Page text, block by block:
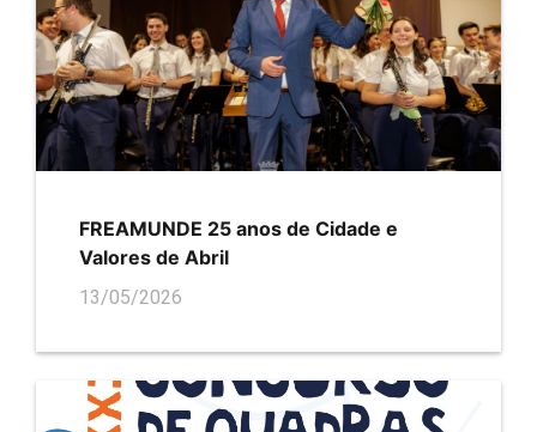
FREAMUNDE 25 anos de Cidade e
Valores de Abril
13/05/2026